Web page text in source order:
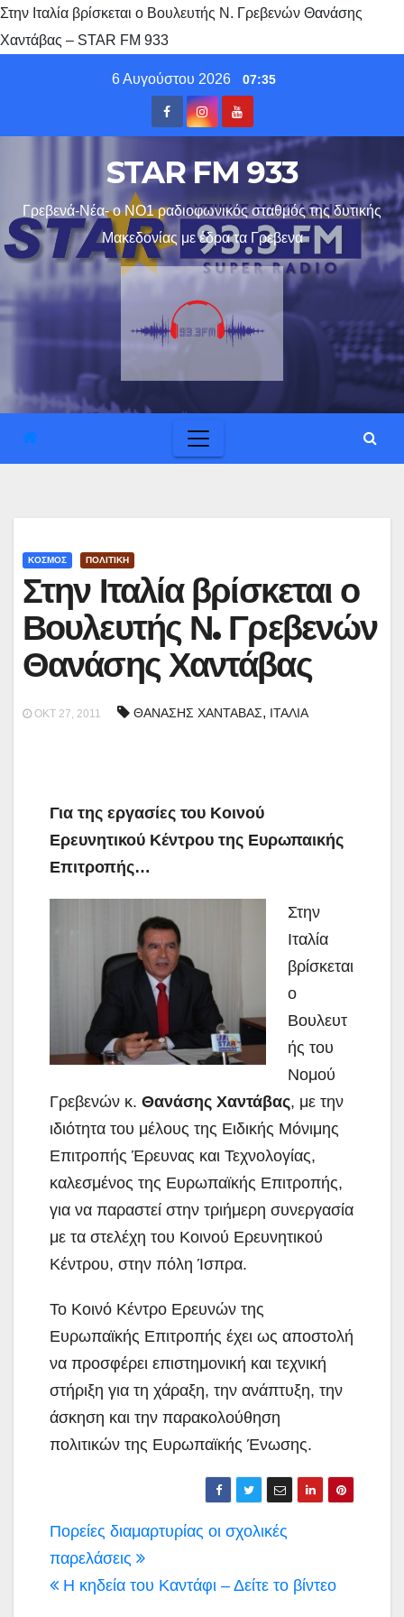
Στην Ιταλία βρίσκεται ο Βουλευτής Ν. Γρεβενών Θανάσης
Χαντάβας – STAR FM 933
6 Αυγούστου 2026 07:35
STAR FM 933
Γρεβενά-Νέα- ο ΝΟ1 ραδιοφωνικός σταθμός της δυτικής
Μακεδονίας με έδρα τα Γρεβενα
ΚΟΣΜΟΣ ΠΟΛΙΤΙΚΗ
Στην Ιταλία βρίσκεται ο
Βουλευτής Ν. Γρεβενών
Θανάσης Χαντάβας
ΟΚΤ 27, 2011 ΘΑΝΑΣΗΣ ΧΑΝΤΑΒΑΣ, ΙΤΑΛΙΑ
Για της εργασίες του Κοινού
Ερευνητικού Κέντρου της Ευρωπαικής
Επιτροπής…
Στην
Ιταλία
βρίσκεται
ο
Βουλευτ
ής του
Νομού
Γρεβενών κ. Θανάσης Χαντάβας, με την
ιδιότητα του μέλους της Ειδικής Μόνιμης
Επιτροπής Έρευνας και Τεχνολογίας,
καλεσμένος της Ευρωπαϊκής Επιτροπής,
για να παραστεί στην τριήμερη συνεργασία
με τα στελέχη του Κοινού Ερευνητικού
Κέντρου, στην πόλη Ίσπρα.
Το Κοινό Κέντρο Ερευνών της
Ευρωπαϊκής Επιτροπής έχει ως αποστολή
να προσφέρει επιστημονική και τεχνική
στήριξη για τη χάραξη, την ανάπτυξη, την
άσκηση και την παρακολούθηση
πολιτικών της Ευρωπαϊκής Ένωσης.
Πλοήγηση
άρθρων
Πορείες διαμαρτυρίας οι σχολικές
παρελάσεις
Η κηδεία του Καντάφι – Δείτε το βίντεο